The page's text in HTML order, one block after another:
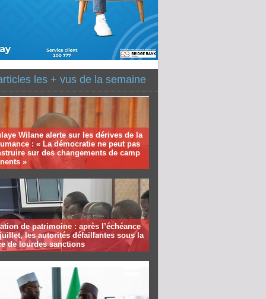
les + vus de la semaine
Wilane alerte sur les dérives de la
: « La démocratie ne peut pas
sur des changements de camp
»
de patrimoine : après l’échéance
les autorités défaillantes sous la
de lourdes sanctions